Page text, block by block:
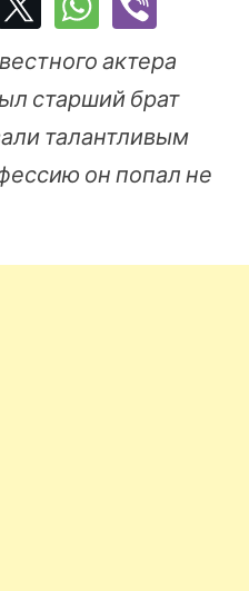
актера
старший брат
талантливым
он попал не